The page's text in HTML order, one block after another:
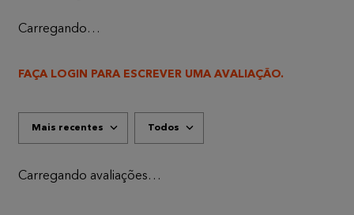
Carregando…
FAÇA LOGIN PARA ESCREVER UMA AVALIAÇÃO.
Mais recentes Todos
Carregando avaliações…